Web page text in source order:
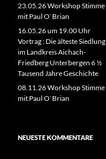
23.05.26 Workshop Stimme
mit Paul O`Brian
16.05.26 um 19.00 Uhr
Vortrag : Die älteste Siedlung
im Landkreis Aichach-
Friedberg Unterbergen 6 ½
Tausend Jahre Geschichte
08.11.26 Workshop Stimme
mit Paul O`Brian
NEUESTE KOMMENTARE